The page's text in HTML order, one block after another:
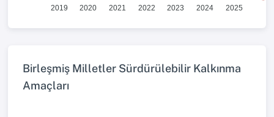
2019 2020 2021 2022 2023 2024 2025
Birleşmiş Milletler Sürdürülebilir Kalkınma
Amaçları